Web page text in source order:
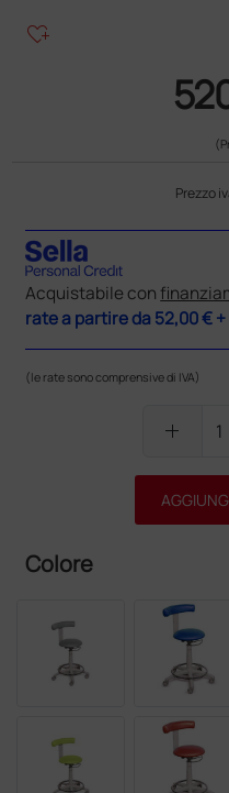
heart_plus
Prezzo
Acquistabile con
rate a partire da52,00 €
(le rate sono comprensive di IVA)
add
Colore